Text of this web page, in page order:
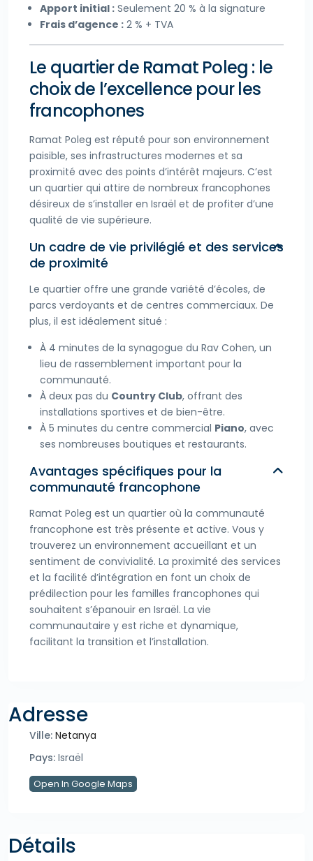
Apport initial : Seulement 20 % à la signature
Frais d’agence : 2 % + TVA
Le quartier de Ramat Poleg : le
choix de l’excellence pour les
francophones
Ramat Poleg est réputé pour son environnement
paisible, ses infrastructures modernes et sa
proximité avec des points d’intérêt majeurs. C’est
un quartier qui attire de nombreux francophones
désireux de s’installer en Israël et de profiter d’une
qualité de vie supérieure.
Un cadre de vie privilégié et des services
de proximité
Le quartier offre une grande variété d’écoles, de
parcs verdoyants et de centres commerciaux. De
plus, il est idéalement situé :
À 4 minutes de la synagogue du Rav Cohen, un
lieu de rassemblement important pour la
communauté.
À deux pas du Country Club, offrant des
installations sportives et de bien-être.
À 5 minutes du centre commercial Piano, avec
ses nombreuses boutiques et restaurants.
Avantages spécifiques pour la
communauté francophone
Ramat Poleg est un quartier où la communauté
francophone est très présente et active. Vous y
trouverez un environnement accueillant et un
sentiment de convivialité. La proximité des services
et la facilité d’intégration en font un choix de
prédilection pour les familles francophones qui
souhaitent s’épanouir en Israël. La vie
communautaire y est riche et dynamique,
facilitant la transition et l’installation.
Adresse
Ville: Netanya
Pays: Israël
Open In Google Maps
Détails